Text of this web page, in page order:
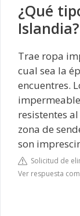
¿Qué
Islandia?
Trae ropa
cual sea la
encuentres.
resistentes
zona de
son
Solicitud de
Ver respuesta